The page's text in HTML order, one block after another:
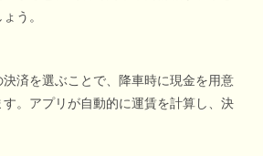
う。
済を選ぶことで、降車時に現金を用意
。アプリが自動的に運賃を計算し、決